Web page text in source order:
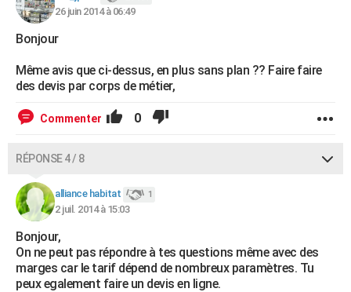
26 juin 2014 à 06:49
Bonjour
Même avis que ci-dessus, en plus sans plan ?? Faire faire
des devis par corps de métier,
Commenter 0
RÉPONSE 4 / 8
alliance habitat 1
2 juil. 2014 à 15:03
Bonjour,
On ne peut pas répondre à tes questions même avec des
marges car le tarif dépend de nombreux paramètres. Tu
peux egalement faire un devis en ligne.